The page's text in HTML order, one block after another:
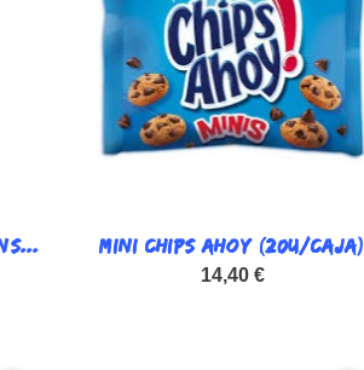
Vista rápida
MINI CHIPS AHOY (20U/CAJA)
14,40 €